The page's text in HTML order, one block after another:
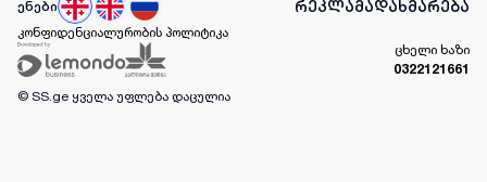
ენები რეკლამადახმარება
კონფიდენციალურობის პოლიტიკა
ცხელი ხაზი
0322121661
© SS.ge ყველა უფლება დაცულია